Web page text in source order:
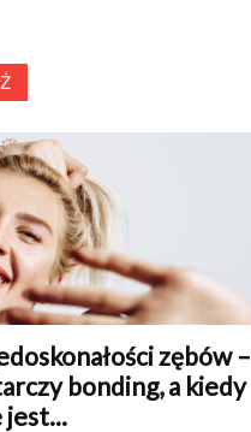
zębów –
bonding, a kiedy